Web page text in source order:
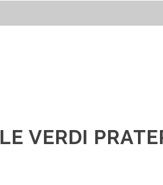
VERDI